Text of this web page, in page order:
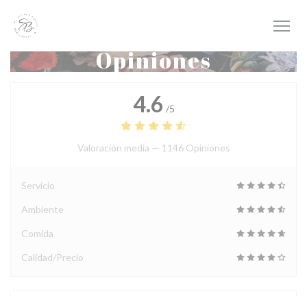
Opiniones
4.6 /5
Valoración media — 1146 Opiniones
Servicio
Ambiente
Comida
Calidad/Precio